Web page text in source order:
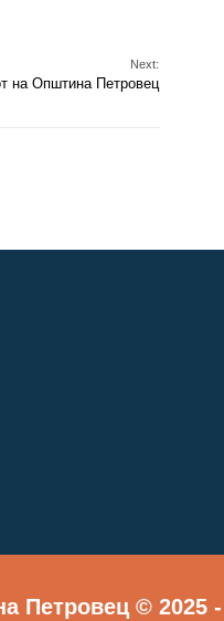
Next:
на Општина Петровец
Петровец © 2025